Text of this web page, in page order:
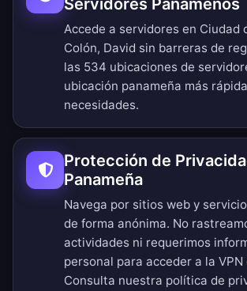
Servidores Panameños
Accede a servidores en Ciudad
Colón, David sin barreras de
las 534 ubicaciones de
ubicación panameña más
necesidades.
Protección de
Panameña
Navega por sitios web y
de forma anónima. No
actividades ni requerimos
personal para acceder a la VPN
Consulta nuestra política de